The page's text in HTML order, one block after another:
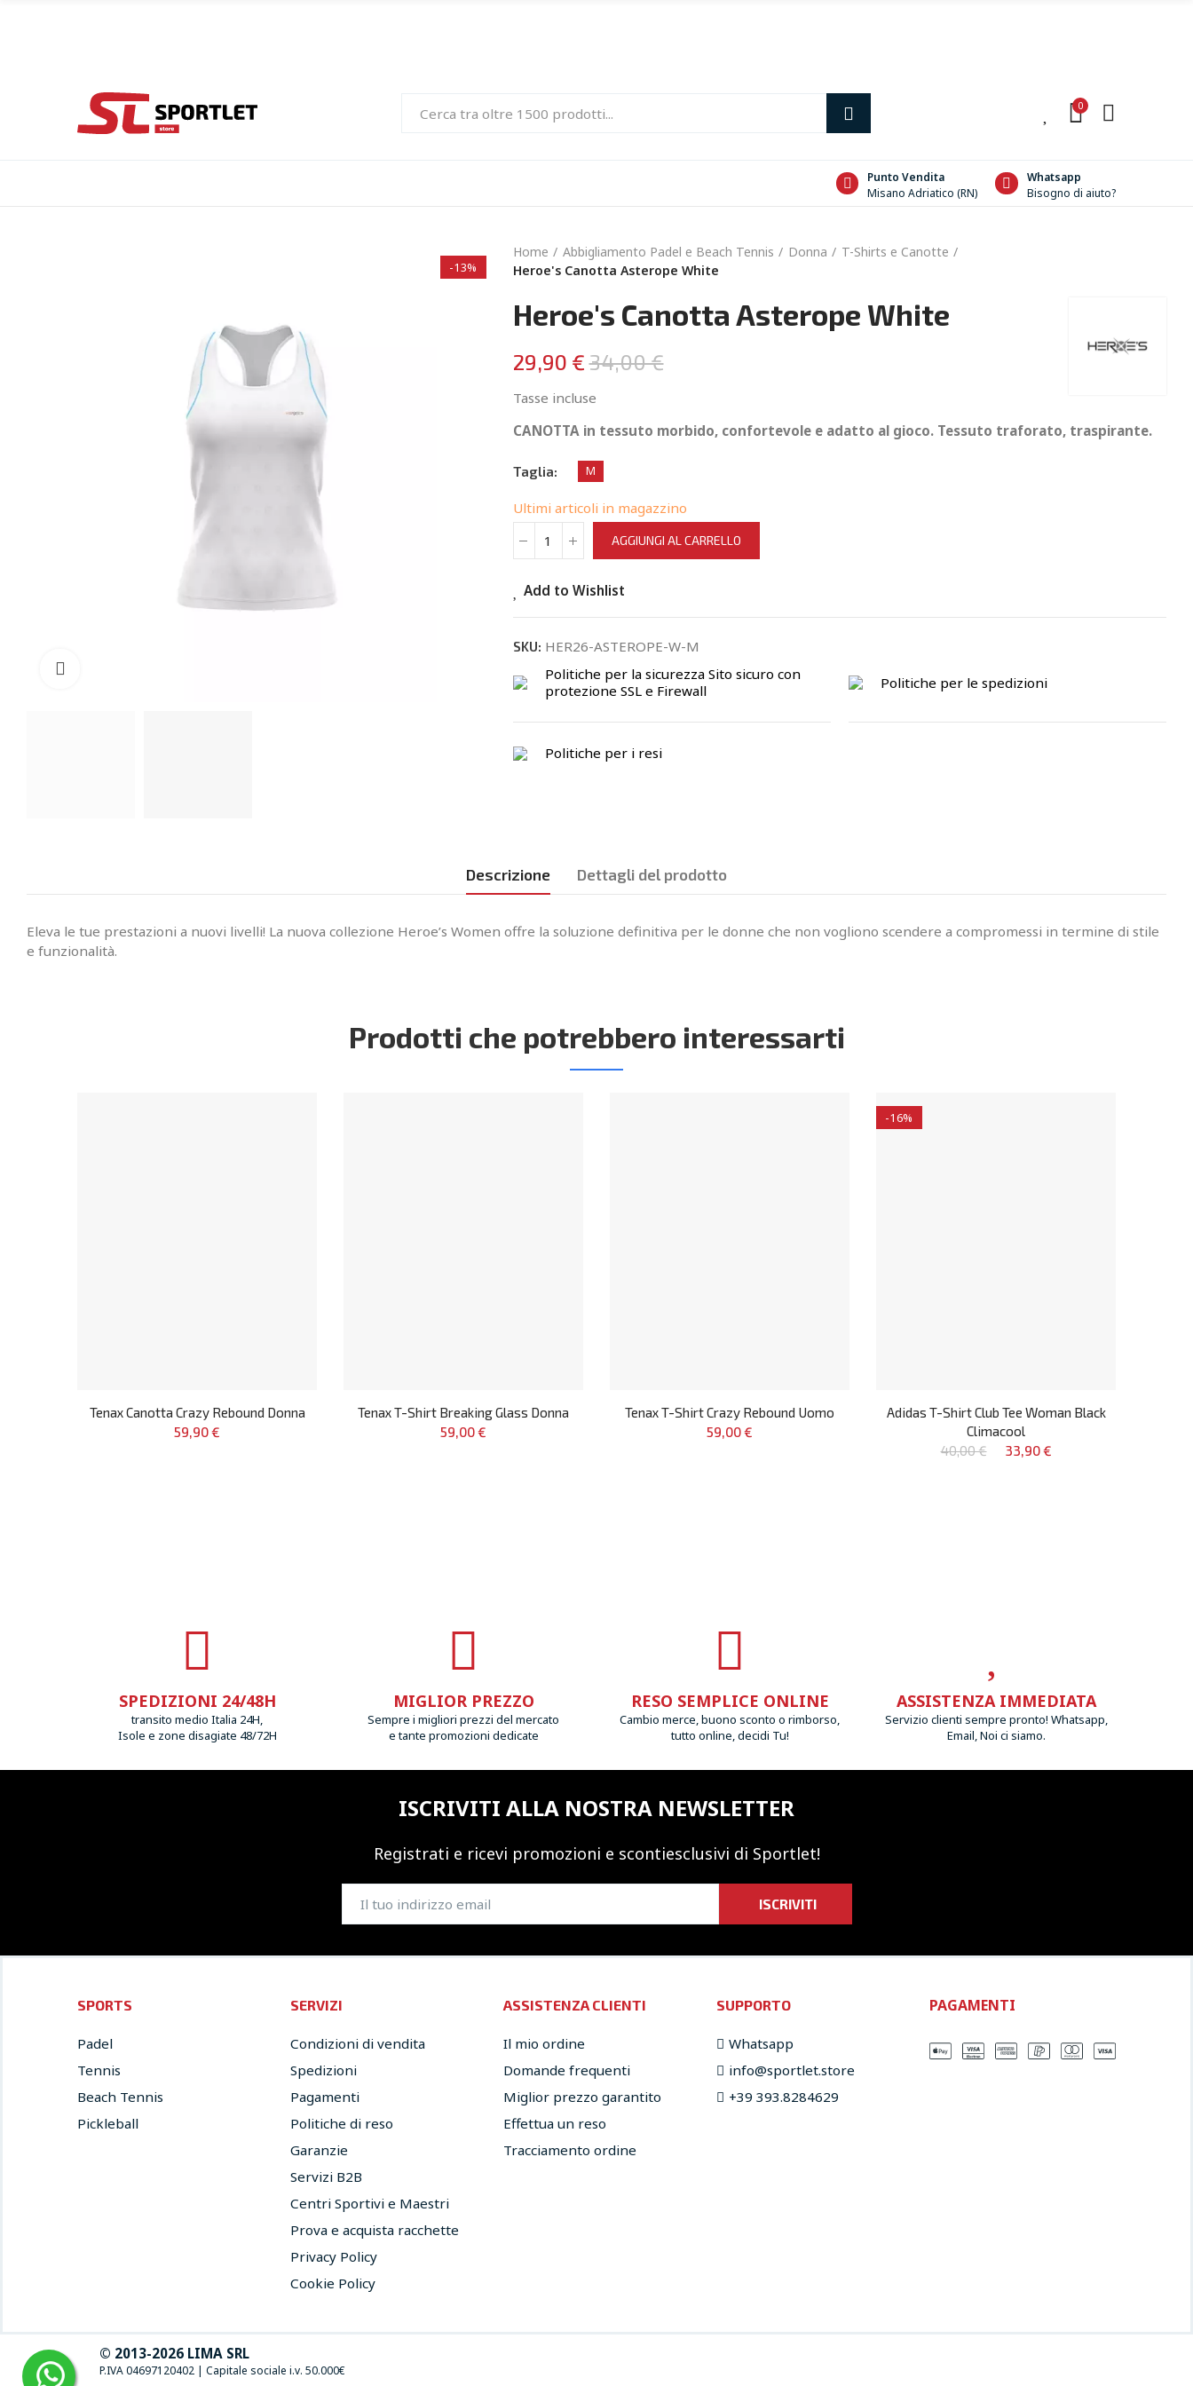
0
Punto Vendita
Misano Adriatico (RN)
Whatsapp
Bisogno di aiuto?
-13%
Home Abbigliamento Padel e Beach Tennis Donna
T-Shirts e Canotte
Heroe's Canotta Asterope White
Heroe's Canotta Asterope White
29,90 €34,00 €
Tasse incluse
CANOTTA in tessuto morbido, confortevole e adatto al gioco. Tessuto traforato, traspirante.
Taglia M
Ultimi articoli in magazzino
AGGIUNGI AL CARRELLO
Add to Wishlist
SKU: HER26-ASTEROPE-W-M
Politiche per la sicurezza Sito sicuro con
protezione SSL e Firewall
Politiche per le spedizioni
Politiche per i resi
Descrizione Dettagli del prodotto
Eleva le tue prestazioni a nuovi livelli! La nuova collezione Heroe’s Women offre la soluzione definitiva per le donne che non vogliono scendere a compromessi in termine di stile
e funzionalità.
Prodotti che potrebbero interessarti
Tenax Canotta Crazy Rebound Donna
59,90 €
Tenax T-Shirt Breaking Glass Donna
59,00 €
Tenax T-Shirt Crazy Rebound Uomo
59,00 €
-16%
Adidas T-Shirt Club Tee Woman Black
Climacool
40,00 €
33,90 €
SPEDIZIONI 24/48H
transito medio Italia 24H,
Isole e zone disagiate 48/72H
MIGLIOR PREZZO
Sempre i migliori prezzi del mercato
e tante promozioni dedicate
RESO SEMPLICE ONLINE
Cambio merce, buono sconto o rimborso,
tutto online, decidi Tu!
ASSISTENZA IMMEDIATA
Servizio clienti sempre pronto! Whatsapp,
Email, Noi ci siamo.
ISCRIVITI ALLA NOSTRA NEWSLETTER
Registrati e ricevi promozioni e scontiesclusivi di Sportlet!
ISCRIVITI
SPORTS
Padel
Tennis
Beach Tennis
Pickleball
SERVIZI
Condizioni di vendita
Spedizioni
Pagamenti
Politiche di reso
Garanzie
Servizi B2B
Centri Sportivi e Maestri
Prova e acquista racchette
Privacy Policy
Cookie Policy
ASSISTENZA CLIENTI
Il mio ordine
Domande frequenti
Miglior prezzo garantito
Effettua un reso
Tracciamento ordine
SUPPORTO
Whatsapp
info@sportlet.store​
+39 393.8284629
PAGAMENTI
© 2013-2026 LIMA SRL
P.IVA 04697120402 | Capitale sociale i.v. 50.000€